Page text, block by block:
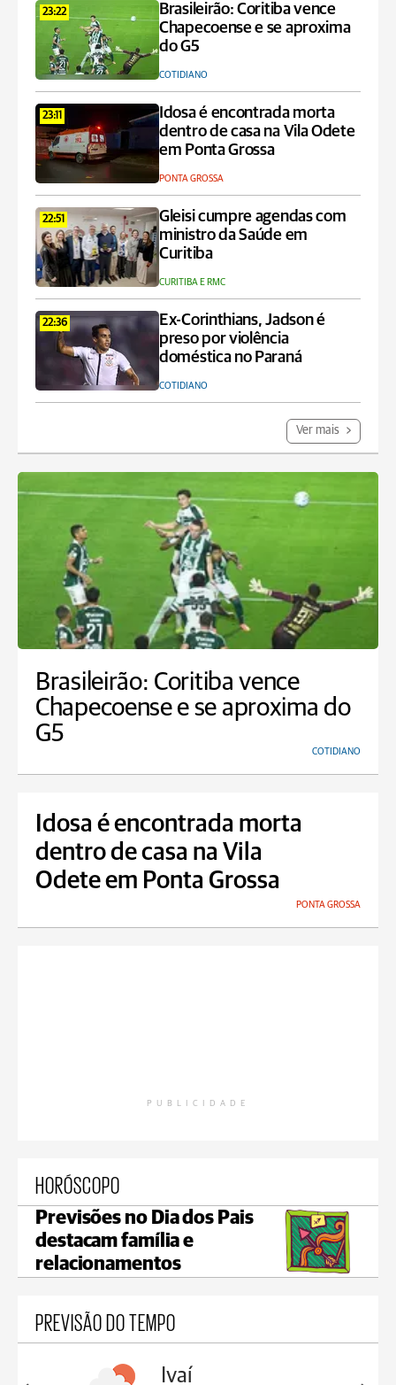
23:22
Brasileirão: Coritiba vence
Chapecoense e se aproxima
do G5
COTIDIANO
23:11
Idosa é encontrada morta
dentro de casa na Vila Odete
em Ponta Grossa
PONTA GROSSA
22:51
Gleisi cumpre agendas com
ministro da Saúde em
Curitiba
CURITIBA E RMC
22:36
Ex-Corinthians, Jadson é
preso por violência
doméstica no Paraná
COTIDIANO
Ver mais
Brasileirão: Coritiba vence
Chapecoense e se aproxima do
G5
COTIDIANO
Idosa é encontrada morta
dentro de casa na Vila
Odete em Ponta Grossa
PONTA GROSSA
PUBLICIDADE
HORÓSCOPO
Previsões no Dia dos Pais
destacam família e
relacionamentos
PREVISÃO DO TEMPO
Ivaí